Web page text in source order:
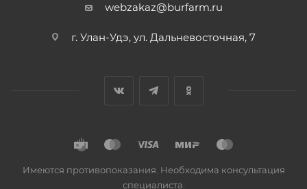
webzakaz@burfarm.ru
г. Улан-Удэ, ул. Дальневосточная, 7
Имеются противопоказания. Необходима консультация
специалиста.